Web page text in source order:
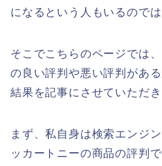
になるという人もいるので
そこでこちらのページでは
の良い評判や悪い評判があ
結果を記事にさせていただき
まず、私自身は検索エンジ
ッカートニーの商品の評判